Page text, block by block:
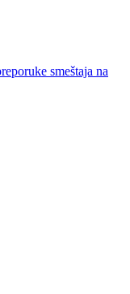
smeštaja na